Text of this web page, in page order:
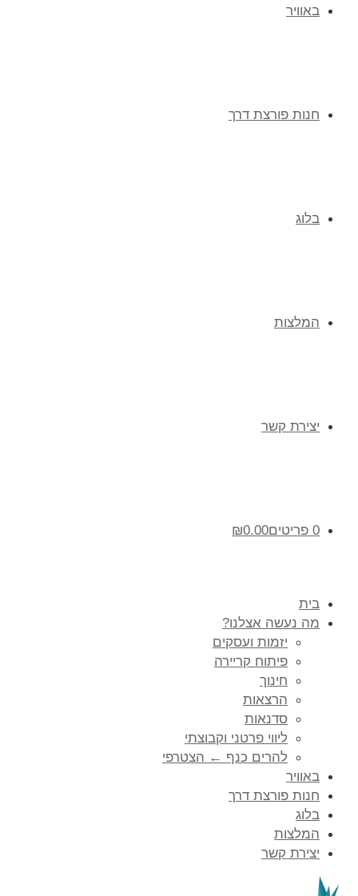
באוויר
חנות פורצת דרך
בלוג
המלצות
יצירת קשר
0 פריטים ₪0.00
בית
מה נעשה אצלנו?
יזמות ועסקים
פיתוח קריירה
חינוך
הרצאות
סדנאות
ליווי פרטני וקבוצתי
להרים כנף ← הצטרפי
באוויר
חנות פורצת דרך
בלוג
המלצות
יצירת קשר